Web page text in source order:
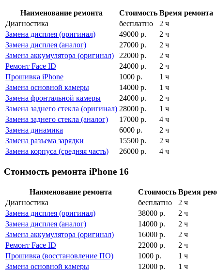
Наименование ремонта Стоимость Время ремонта
Диагностика
бесплатно
2 ч
Замена дисплея (оригинал)
49000 р.
2 ч
Замена дисплея (аналог)
27000 р.
2 ч
Замена аккумулятора (оригинал)
22000 р.
2 ч
Ремонт Face ID
24000 р.
2 ч
Прошивка iPhone
1000 р.
1 ч
Замена основной камеры
14000 р.
1 ч
Замена фронтальной камеры
24000 р.
2 ч
Замена заднего стекла (оригинал) 28000 р.
1 ч
Замена заднего стекла (аналог)
17000 р.
4 ч
Замена динамика
6000 р.
2 ч
Замена разъема зарядки
15500 р.
2 ч
Замена корпуса (средняя часть)
26000 р. 4 ч
Стоимость ремонта iPhone 16
Наименование ремонта Стоимость Время
Диагностика
бесплатно
2 ч
Замена дисплея (оригинал)
38000 р.
2 ч
Замена дисплея (аналог)
14000 р.
2 ч
Замена аккумулятора (оригинал)
16000 р.
2 ч
Ремонт Face ID
22000 р.
2 ч
Прошивка (восстановление ПО)
1000 р.
1 ч
Замена основной камеры
12000 р.
1 ч